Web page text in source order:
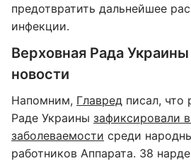
предотвратить дальнейшее
инфекции.
Верховная Рада
новости
Напомним, Главред писал, что
Раде Украины зафиксировали
заболеваемости среди
работников Аппарата. 38